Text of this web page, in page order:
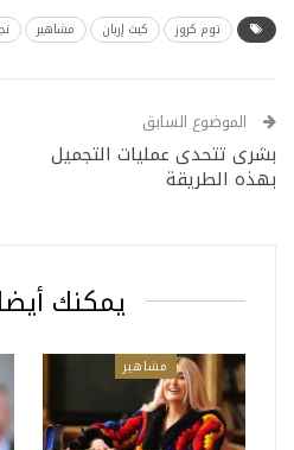
توم كروز كيث إربان مشاهير
الموضوع السابق
بشرى تتحدى عمليات التجميل
بهذه الطريقة
يمكنك
مشاهير